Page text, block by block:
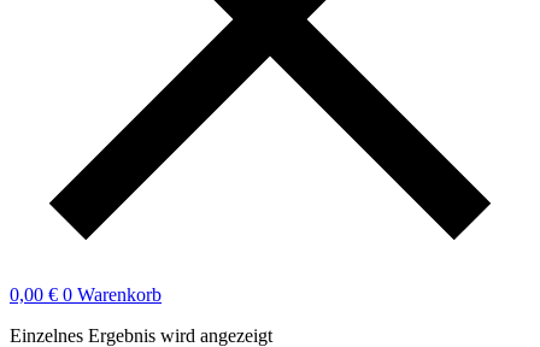
0,00 € 0 Warenkorb
Einzelnes Ergebnis wird angezeigt